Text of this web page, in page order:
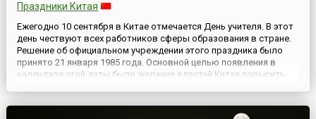
Праздники Китая
Ежегодно 10 сентября в Китае отмечается День учителя. В этот
день чествуют всех работников сферы образования в стране.
Решение об официальном учреждении этого праздника было
принято 21 января 1985 года. Основной целью появления в
календаре этой даты было желание властей Китая повысить